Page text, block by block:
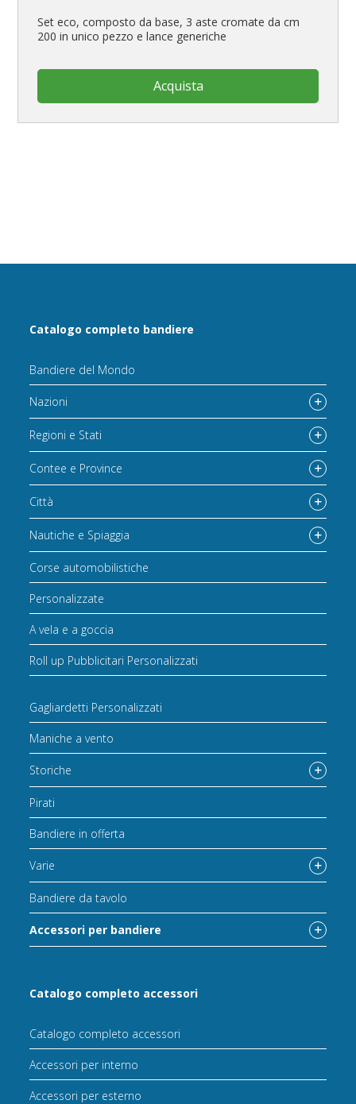
Set eco, composto da base, 3 aste cromate da cm
200 in unico pezzo e lance generiche
Acquista
Catalogo completo bandiere
Bandiere del Mondo
Nazioni
Regioni e Stati
Contee e Province
Città
Nautiche e Spiaggia
Corse automobilistiche
Personalizzate
A vela e a goccia
Roll up Pubblicitari Personalizzati
Gagliardetti Personalizzati
Maniche a vento
Storiche
Pirati
Bandiere in offerta
Varie
Bandiere da tavolo
Accessori per bandiere
Catalogo completo accessori
Catalogo completo accessori
Accessori per interno
Accessori per esterno